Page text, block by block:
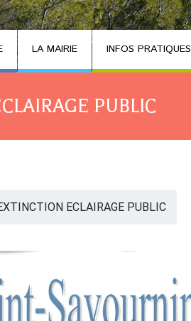
LA MAIRIE INFOS PRATIQUES
PUBLIC
ECLAIRAGE PUBLIC